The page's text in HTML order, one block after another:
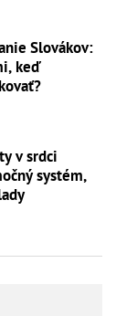
Slovákov:
keď
v srdci
systém,